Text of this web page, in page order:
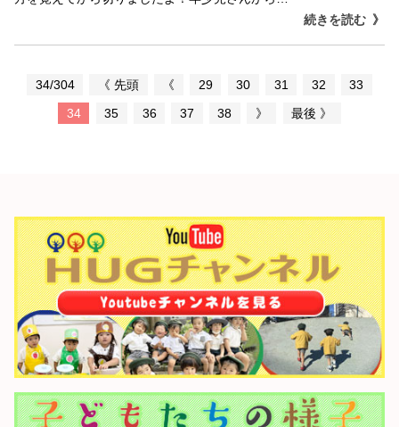
続きを読む
34/304 《 先頭 《 29 30 31 32
33
34
35 36 37 38 》 最後 》